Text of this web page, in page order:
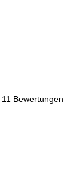
11 Bewertungen